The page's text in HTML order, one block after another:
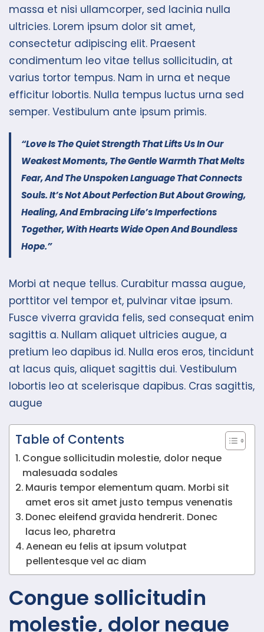
massa et nisi ullamcorper, sed lacinia nulla
ultricies. Lorem ipsum dolor sit amet,
consectetur adipiscing elit. Praesent
condimentum leo vitae tellus sollicitudin, at
varius tortor tempus. Nam in urna et neque
efficitur lobortis. Nulla tempus luctus urna sed
semper. Vestibulum ante ipsum primis.
“Love Is The Quiet Strength That Lifts Us In Our
Weakest Moments, The Gentle Warmth That Melts
Fear, And The Unspoken Language That Connects
Souls. It’s Not About Perfection But About Growing,
Healing, And Embracing Life’s Imperfections
Together, With Hearts Wide Open And Boundless
Hope.”
Morbi at neque tellus. Curabitur massa augue,
porttitor vel tempor et, pulvinar vitae ipsum.
Fusce viverra gravida felis, sed consequat enim
sagittis a. Nullam aliquet ultricies augue, a
pretium leo dapibus id. Nulla eros eros, tincidunt
at lacus quis, aliquet sagittis dui. Vestibulum
lobortis leo at scelerisque dapibus. Cras sagittis,
augue
Table of Contents
Congue sollicitudin molestie, dolor neque
malesuada sodales
Mauris tempor elementum quam. Morbi sit
amet eros sit amet justo tempus venenatis
Donec eleifend gravida hendrerit. Donec
lacus leo, pharetra
Aenean eu felis at ipsum volutpat
pellentesque vel ac diam
Congue sollicitudin
molestie, dolor neque